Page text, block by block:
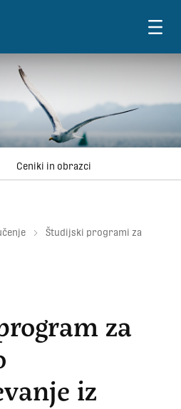
Ceniki in obrazci
Študijski programi za
za
iz